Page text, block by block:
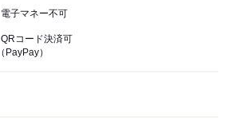
電子マネー不可
QRコード決済可
（PayPay）